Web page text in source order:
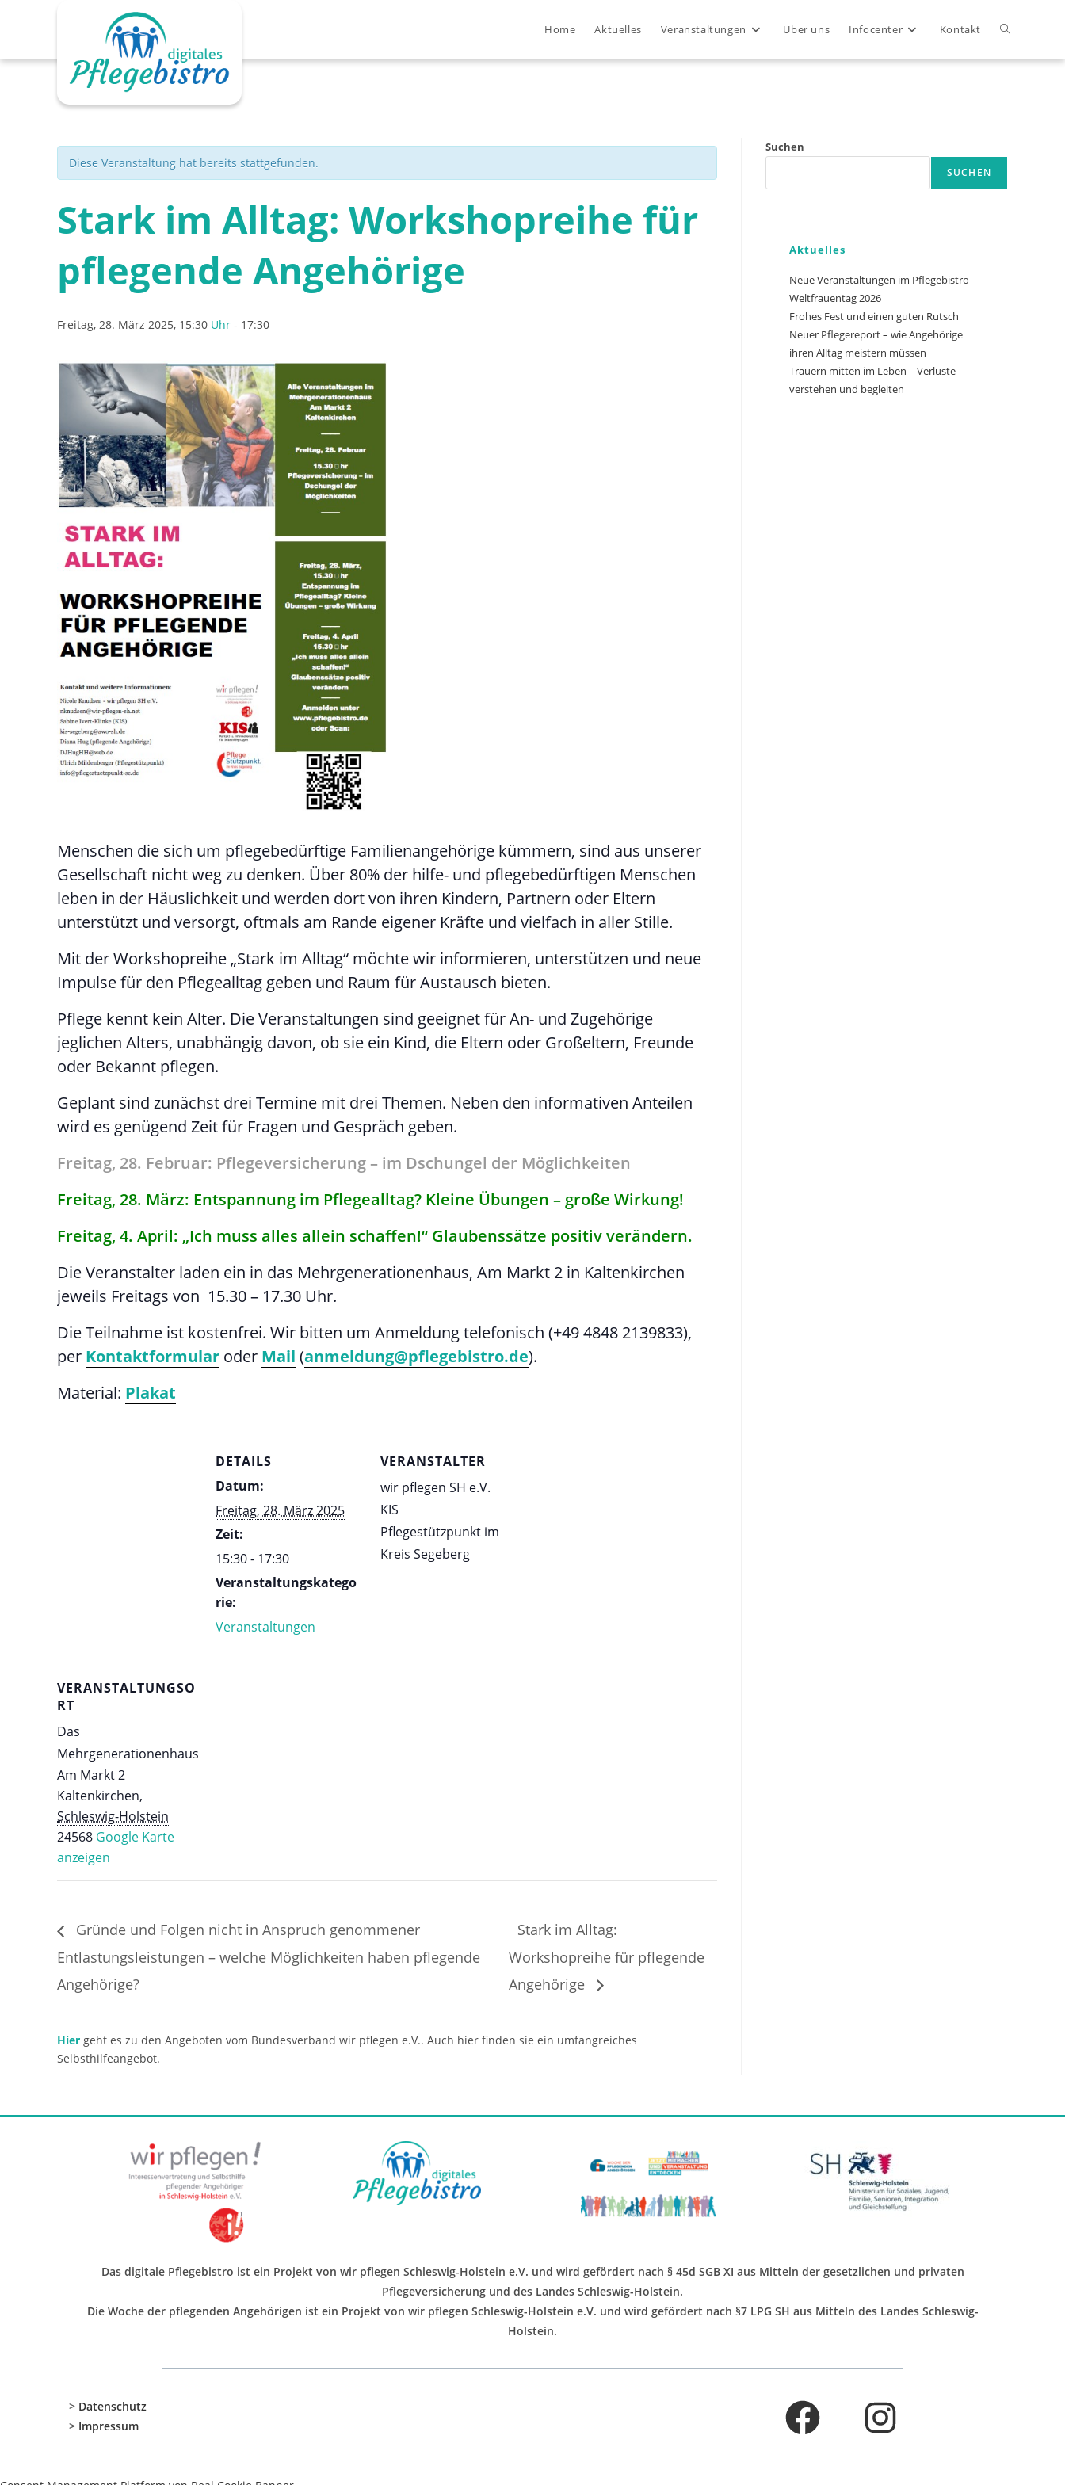
Home Aktuelles Veranstaltungen Über uns Infocenter Kontakt Website-
Diese Veranstaltung hat bereits stattgefunden.
Stark im Alltag: Workshopreihe für
pflegende Angehörige
Freitag, 28. März 2025, 15:30 Uhr - 17:30
Menschen die sich um pflegebedürftige Familienangehörige kümmern, sind aus unserer
Gesellschaft nicht weg zu denken. Über 80% der hilfe- und pflegebedürftigen Menschen
leben in der Häuslichkeit und werden dort von ihren Kindern, Partnern oder Eltern
unterstützt und versorgt, oftmals am Rande eigener Kräfte und vielfach in aller Stille.
Mit der Workshopreihe „Stark im Alltag“ möchte wir informieren, unterstützen und neue
Impulse für den Pflegealltag geben und Raum für Austausch bieten.
Pflege kennt kein Alter. Die Veranstaltungen sind geeignet für An- und Zugehörige
jeglichen Alters, unabhängig davon, ob sie ein Kind, die Eltern oder Großeltern, Freunde
oder Bekannt pflegen.
Geplant sind zunächst drei Termine mit drei Themen. Neben den informativen Anteilen
wird es genügend Zeit für Fragen und Gespräch geben.
Freitag, 28. Februar: Pflegeversicherung – im Dschungel der Möglichkeiten
Freitag, 28. März: Entspannung im Pflegealltag? Kleine Übungen – große Wirkung!
Freitag, 4. April: „Ich muss alles allein schaffen!“ Glaubenssätze positiv verändern.
Die Veranstalter laden ein in das Mehrgenerationenhaus, Am Markt 2 in Kaltenkirchen
jeweils Freitags von 15.30 – 17.30 Uhr.
Die Teilnahme ist kostenfrei. Wir bitten um Anmeldung telefonisch (+49 4848 2139833),
per Kontaktformular oder Mail (anmeldung@pflegebistro.de).
Material: Plakat
DETAILS
Datum:
Freitag, 28. März 2025
Zeit:
15:30 - 17:30
Veranstaltungskatego
rie:
Veranstaltungen
VERANSTALTER
wir pflegen SH e.V.
KIS
Pflegestützpunkt im
Kreis Segeberg
VERANSTALTUNGSO
RT
Das
Mehrgenerationenhaus
Am Markt 2
Kaltenkirchen,
Schleswig-Holstein
24568 Google Karte
anzeigen
Gründe und Folgen nicht in Anspruch genommener
Entlastungsleistungen – welche Möglichkeiten haben pflegende
Angehörige?
Stark im Alltag:
Workshopreihe für pflegende
Angehörige
Hier geht es zu den Angeboten vom Bundesverband wir pflegen e.V.. Auch hier finden sie ein umfangreiches
Selbsthilfeangebot.
Suchen
SUCHEN
Aktuelles
Neue Veranstaltungen im Pflegebistro
Weltfrauentag 2026
Frohes Fest und einen guten Rutsch
Neuer Pflegereport – wie Angehörige
ihren Alltag meistern müssen
Trauern mitten im Leben – Verluste
verstehen und begleiten
Das digitale Pflegebistro ist ein Projekt von wir pflegen Schleswig-Holstein e.V. und wird gefördert nach § 45d SGB XI aus Mitteln der gesetzlichen und privaten
Pflegeversicherung und des Landes Schleswig-Holstein.
Die Woche der pflegenden Angehörigen ist ein Projekt von wir pflegen Schleswig-Holstein e.V. und wird gefördert nach §7 LPG SH aus Mitteln des Landes Schleswig-
Holstein.
> Datenschutz
> Impressum